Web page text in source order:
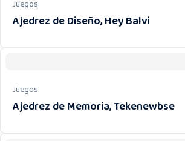
Juegos
Ajedrez de Diseño, Hey Balvi
Juegos
Ajedrez de Memoria, Tekenewbse